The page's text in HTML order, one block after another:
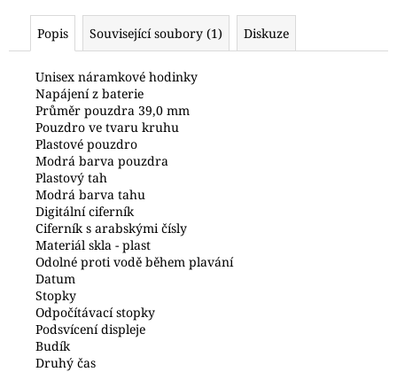
Popis Související soubory (1) Diskuze
Unisex náramkové hodinky
Napájení z baterie
Průměr pouzdra 39,0 mm
Pouzdro ve tvaru kruhu
Plastové pouzdro
Modrá barva pouzdra
Plastový tah
Modrá barva tahu
Digitální ciferník
Ciferník s arabskými čísly
Materiál skla - plast
Odolné proti vodě během plavání
Datum
Stopky
Odpočítávací stopky
Podsvícení displeje
Budík
Druhý čas
j
HODINKY
ORIENT
FKU00002D0
700
Kč